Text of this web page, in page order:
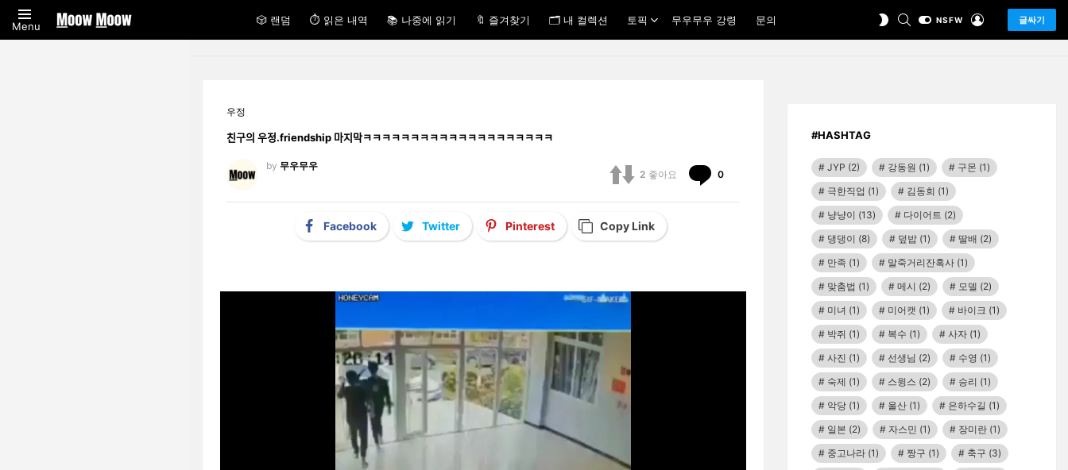
Menu 🎲 랜덤 ⏱ 읽은 내역 📚 나중에 읽기 🔖 즐겨찾기 🗂 내 컬렉션 토픽 무우무우 강령 문의
SWITCHSEARCHNSFW 글싸기
우정
친구의 우정.friendship 마지막ㅋㅋㅋㅋㅋㅋㅋㅋㅋㅋㅋㅋㅋㅋㅋㅋㅋㅋㅋㅋ
by 무우무우
2 좋아요 0
Facebook Twitter Pinterest Copy Link
#HASHTAG
JYP (2) 강동원 (1) 구몬 (1)
극한직업 (1) 김동희 (1)
냥냥이 (13) 다이어트 (2)
댕댕이 (8) 덮밥 (1) 딸배 (2)
만족 (1) 말죽거리잔혹사 (1)
맞춤법 (1) 메시 (2) 모델 (2)
미녀 (1) 미어캣 (1) 바이크 (1)
박쥐 (1) 복수 (1) 사자 (1)
사진 (1) 선생님 (2) 수영 (1)
숙제 (1) 스윙스 (2) 승리 (1)
악당 (1) 울산 (1) 은하수길 (1)
일본 (2) 자스민 (1) 장미란 (1)
중고나라 (1) 짱구 (1) 축구 (3)